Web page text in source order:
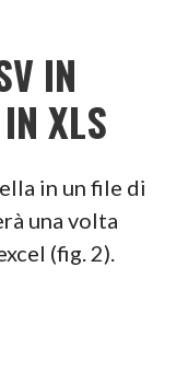
IN
XLS
in un file di
una volta
(fig. 2).